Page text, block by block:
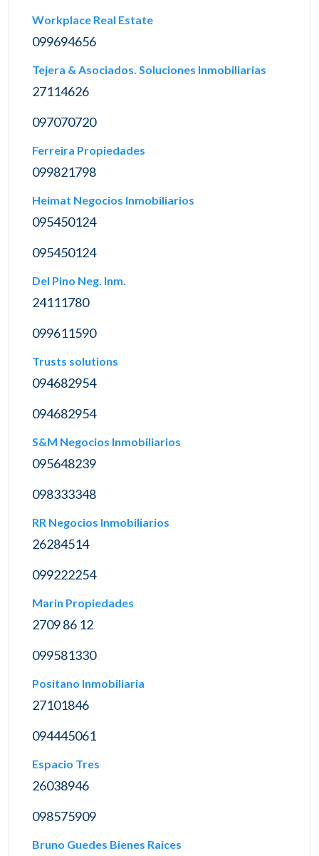
Workplace Real Estate
099694656
Tejera & Asociados. Soluciones Inmobiliarias
27114626
097070720
Ferreira Propiedades
099821798
Heimat Negocios Inmobiliarios
095450124
095450124
Del Pino Neg. Inm.
24111780
099611590
Trusts solutions
094682954
094682954
S&M Negocios Inmobiliarios
095648239
098333348
RR Negocios Inmobiliarios
26284514
099222254
Marin Propiedades
2709 86 12
099581330
Positano Inmobiliaria
27101846
094445061
Espacio Tres
26038946
098575909
Bruno Guedes Bienes Raices